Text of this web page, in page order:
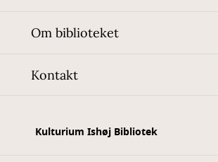
Om biblioteket
Kontakt
Kulturium Ishøj Bibliotek